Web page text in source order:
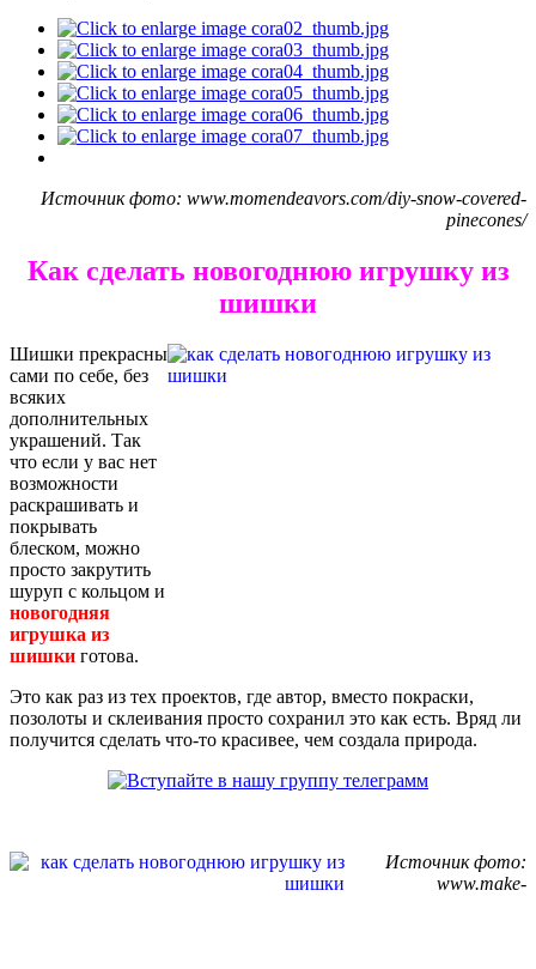
Источник фото: www.momendeavors.com/diy-snow-covered-
pinecones/
Как сделать новогоднюю игрушку из
шишки
Шишки прекрасны
сами по себе, без
всяких
дополнительных
украшений. Так
что если у вас нет
возможности
раскрашивать и
покрывать
блеском, можно
просто закрутить
шуруп с кольцом и
новогодняя
игрушка из
шишки готова.
Это как раз из тех проектов, где автор, вместо покраски,
позолоты и склеивания просто сохранил это как есть. Вряд ли
получится сделать что-то красивее, чем создала природа.
Источник фото:
www.make-